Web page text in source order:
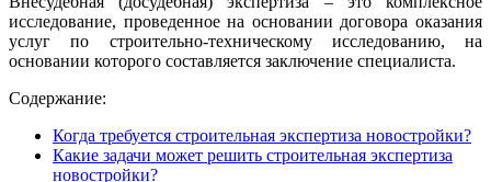
исследование, проведенное на основании договора оказания
услуг по строительно-техническому исследованию, на
основании которого составляется заключение специалиста.
Содержание:
Когда требуется строительная экспертиза новостройки?
Какие задачи может решить строительная экспертиза
новостройки?